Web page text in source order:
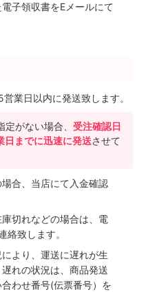
子領収書をEメールにて
業日以内に発送致します。
がない場合、 受注確認日
日までに迅速に発送させて
合、当店にて入金確認
切れなどの場合は、電
絡致します。
より、運送に遅れが生
れの状況は、商品発送
わせ番号(伝票番号）を